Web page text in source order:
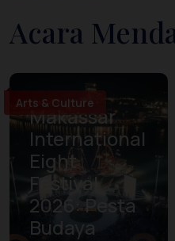
Acara
Arts & Culture
Makassar
International
Eight
Festival
2026: Pesta
Budaya